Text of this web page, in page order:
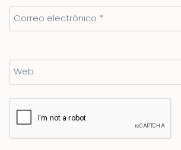
Correo electrónico *
Web